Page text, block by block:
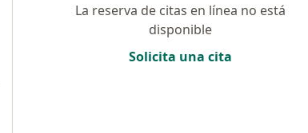
La reserva de citas en línea no está
disponible
Solicita una cita